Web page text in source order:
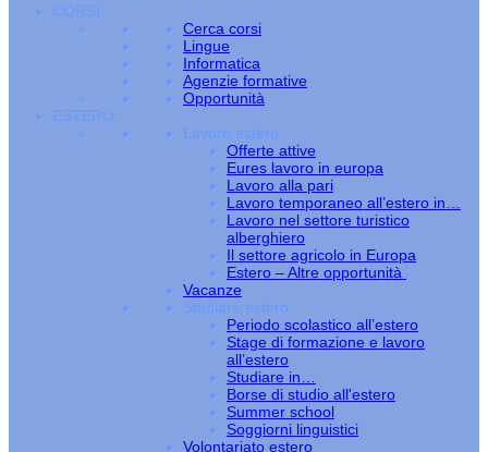
CORSI
Cerca corsi
Lingue
Informatica
Agenzie formative
Opportunità
ESTERO
Lavoro estero
Offerte attive
Eures lavoro in europa
Lavoro alla pari
Lavoro temporaneo all’estero in…
Lavoro nel settore turistico
alberghiero
Il settore agricolo in Europa
Estero – Altre opportunità
Vacanze
Studiare estero
Periodo scolastico all’estero
Stage di formazione e lavoro
all’estero
Studiare in…
Borse di studio all'estero
Summer school
Soggiorni linguistici
Volontariato estero